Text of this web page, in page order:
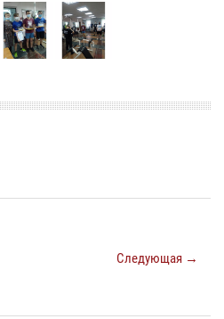
Следующая →